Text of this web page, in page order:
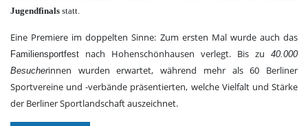
Jugendfinals statt.
Eine Premiere im doppelten Sinne: Zum ersten Mal wurde auch das
Familiensportfest nach Hohenschönhausen verlegt. Bis zu 40.000
Besucherinnen wurden erwartet, während mehr als 60 Berliner
Sportvereine und -verbände präsentierten, welche Vielfalt und Stärke
der Berliner Sportlandschaft auszeichnet.